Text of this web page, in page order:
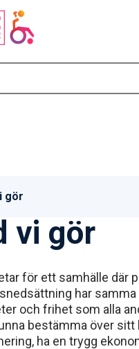
vi gör
för ett samhälle där
har samma
och frihet som alla
bestämma över sitt
ha en trygg
gör